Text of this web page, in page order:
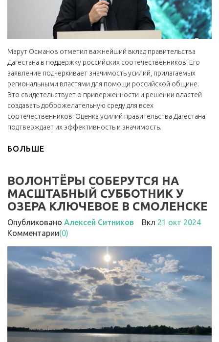
Марут Османов отметил важнейший вклад правительства
Дагестана в поддержку российских соотечественников. Его
заявление подчеркивает значимость усилий, прилагаемых
региональными властями для помощи российской общине.
Это свидетельствует о приверженности и решении властей
создавать доброжелательную среду для всех
соотечественников. Оценка усилий правительства Дагестана
подтверждает их эффективность и значимость.
БОЛЬШЕ
ВОЛОНТЁРЫ СОБЕРУТСЯ НА
МАСШТАБНЫЙ СУББОТНИК У
ОЗЕРА КЛЮЧЕВОЕ В СМОЛЕНСКЕ
Опубликовано Алексей Ситников Вкл 21 окт 2024
Комментарии(0)